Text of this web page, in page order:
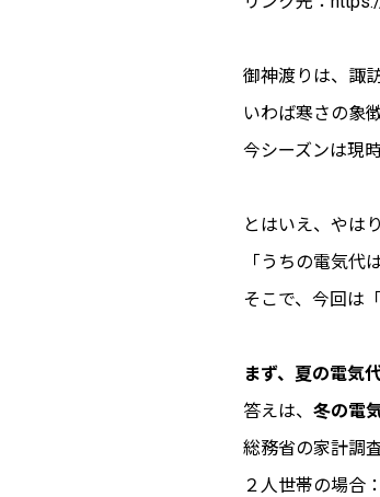
御神渡りは、諏
いわば寒さの象
今シーズンは現
とはいえ、やは
「うちの電気代
そこで、今回は
まず、夏の電気
答えは、 冬の電
総務省の家計調
２人世帯の場合